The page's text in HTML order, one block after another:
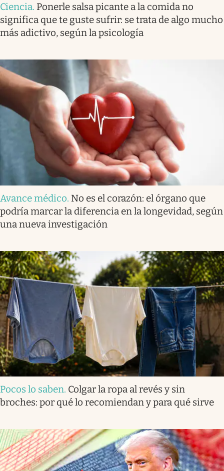
Ciencia. Ponerle salsa picante a la comida no
significa que te guste sufrir: se trata de algo mucho
más adictivo, según la psicología
Avance médico. No es el corazón: el órgano que
podría marcar la diferencia en la longevidad, según
una nueva investigación
Pocos lo saben. Colgar la ropa al revés y sin
broches: por qué lo recomiendan y para qué sirve